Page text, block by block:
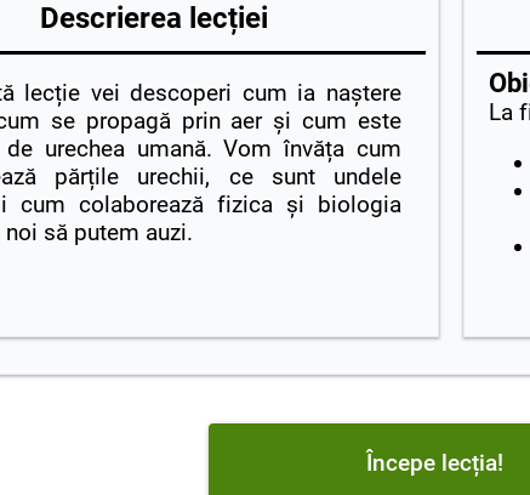
Descrierea lecției
lecție vei descoperi cum ia naștere
se propagă prin aer și cum este
de urechea umană. Vom învăța cum
părțile urechii, ce sunt undele
cum colaborează fizica și biologia
noi să putem auzi.
La
Începe lecția!